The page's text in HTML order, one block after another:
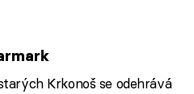
Krkonoš se odehrává